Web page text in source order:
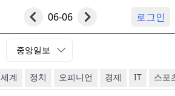
06-06 로그인
중앙일보
세계 정치 오피니언 경제 IT 스포